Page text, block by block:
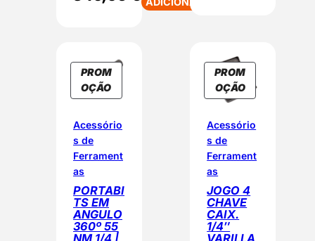
PROM
OÇÃOP
R
D
T
E
M
P
Acessório
s de
Ferrament
as
PORTABI
TS EM
ANGULO
360º 55
PROM
OÇÃOP
R
D
T
E
M
Acessório
s de
Ferrament
as
JOGO 4
CHAVE
CAIX.
1/4″